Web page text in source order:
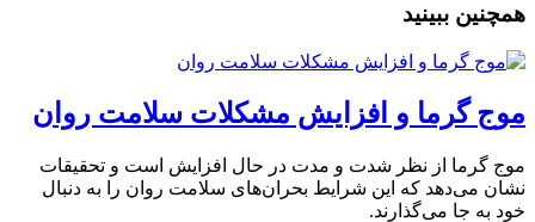
همچنین ببینید
موج گرما و افزایش مشکلات سلامت روان
موج گرما از نظر شدت و مدت در حال افزایش است و تحقیقات
نشان می‌دهد که این شرایط بحران‌های سلامت روان را به دنبال
خود به جا می‌گذارند.